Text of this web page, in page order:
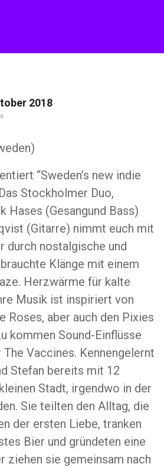
2018
“Sweden’s new indie
Stockholmer Duo,
Hases (Gesangund Bass)
(Gitarre) nimmt euch mit
durch nostalgische und
Klänge mit einem
Herzwärme für kalte
Musik ist inspiriert von
Roses, aber auch den Pixies
kommen Sound-Einflüsse
Vaccines. Kennengelernt
Stefan bereits mit 12
Stadt, irgendwo in der
Sie teilten den Alltag, die
der ersten Liebe, tranken
Bier und gründeten eine
ziehen sie gemeinsam nach